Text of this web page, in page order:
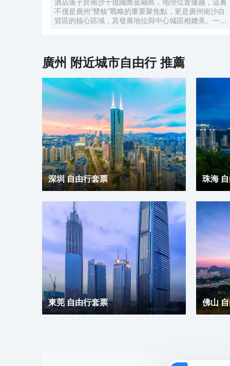
不僅是廣州“雙核”戰略的重要聚焦點，更是廣州南沙自
貿區的核心區域，其發展地位與中心城區相媲美。一小
含西式願景——Amazing（令人驚歎），
Astonishing（令人震撼），隱含着酒店將成為南沙乃
至全球矚目的中式美學新地標的美好期許。 酒店作為
南沙國際會展中心綜合體重要組成部分，以“木棉花
開，鴻翔海絲”之設計理念，以大灣區金融新地標之姿
態，締造南沙“立足灣區、協同港澳、面向世界”的實踐
範本。
廣州 附近城市自由行 推薦
深圳 自由行套票 珠海
東莞 自由行套票 佛山